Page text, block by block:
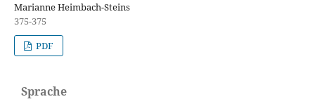
Marianne Heimbach-Steins
375-375
PDF
Sprache